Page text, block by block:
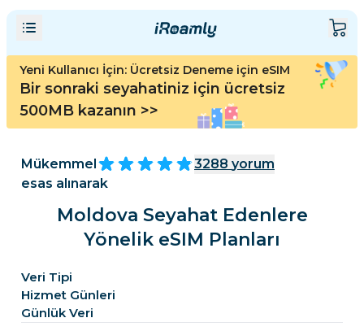
Yeni Kullanıcı İçin: Ücretsiz Deneme için eSIM
Bir sonraki seyahatiniz için ücretsiz
500MB kazanın >>
Mükemmel 3288 yorum
esas alınarak
Moldova Seyahat Edenlere
Yönelik eSIM Planları
Veri Tipi
Hizmet Günleri
Günlük Veri